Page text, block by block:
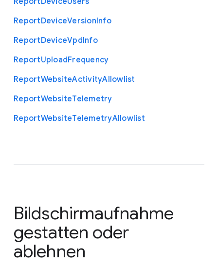
ReportDeviceVersionInfo
ReportDeviceVpdInfo
ReportUploadFrequency
ReportWebsiteActivityAllowlist
ReportWebsiteTelemetry
ReportWebsiteTelemetryAllowlist
Bildschirmaufnahme
gestatten oder
ablehnen